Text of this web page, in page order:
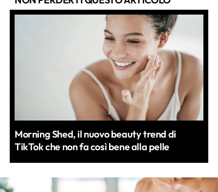
Morning Shed, il nuovo beauty trend di
TikTok che non fa così bene alla pelle